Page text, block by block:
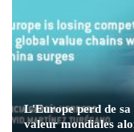
L'Europe perd de sa
valeur mondiales